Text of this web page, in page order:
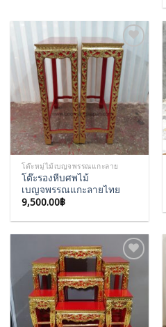
Add to
Wishlist
โต๊ะหมู่ไม้เบญจพรรณแกะลาย
โต๊ะรองหีบศพไม้
เบญจพรรณแกะลายไทย
9,500.00฿
Add to
Wishlist